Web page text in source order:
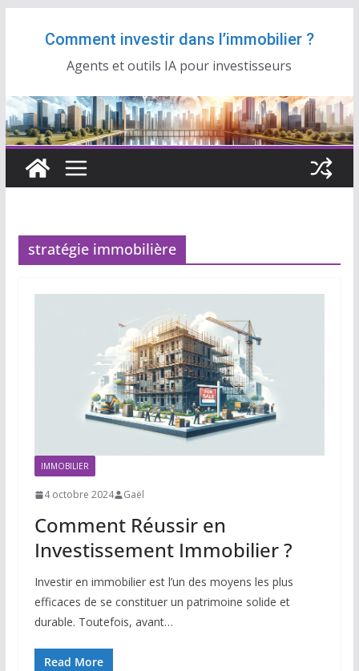
Comment investir dans l’immobilier ?
Agents et outils IA pour investisseurs
stratégie immobilière
IMMOBILIER
4 octobre 2024 Gaël
Comment Réussir en
Investissement Immobilier ?
Investir en immobilier est l’un des moyens les plus
efficaces de se constituer un patrimoine solide et
durable. Toutefois, avant…
Read More